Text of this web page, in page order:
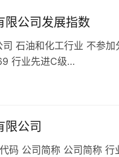
限公司发展指数
司 石油和化工行业 不参
行业先进C级…
限公司
码 公司简称 公司简称